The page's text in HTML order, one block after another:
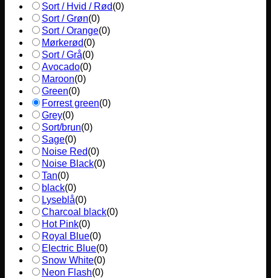
Sort / Hvid / Rød(0)
Sort / Grøn(0)
Sort / Orange(0)
Mørkerød(0)
Sort / Grå(0)
Avocado(0)
Maroon(0)
Green(0)
Forrest green(0)
Grey(0)
Sort/brun(0)
Sage(0)
Noise Red(0)
Noise Black(0)
Tan(0)
black(0)
Lyseblå(0)
Charcoal black(0)
Hot Pink(0)
Royal Blue(0)
Electric Blue(0)
Snow White(0)
Neon Flash(0)